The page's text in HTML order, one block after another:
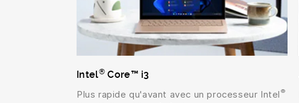
Intel®Core™ i3
Plus rapide qu'avant avec un processeur Intel ®